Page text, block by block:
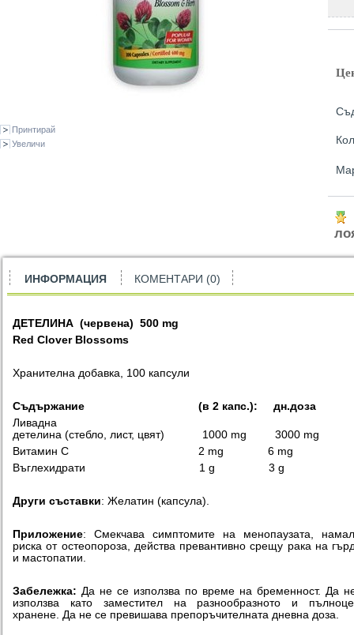
Принтирай
Увеличи
ИНФОРМАЦИЯ КОМЕНТАРИ (0)
ДЕТЕЛИНА (червена) 500 mg
Red Clover Blossoms
Хранителна добавка, 100 капсули
Съдържание (в 2 капс.): дн.доза
Ливадна
детелина (стебло, лист, цвят) 1000 mg 3000 mg
Витамин С 2 mg 6 mg
Въглехидрати 1 g 3 g
Други съставки: Желатин (капсула).
Приложение: Смекчава симптомите на менопаузата,
риска от остеопороза, действа превантивно срещу рака на
и мастопатии.
Забележка: Да не се използва по време на бременност. Да
използва като заместител на разнообразното и
хранене. Да не се превишава препоръчителната дневна доза.